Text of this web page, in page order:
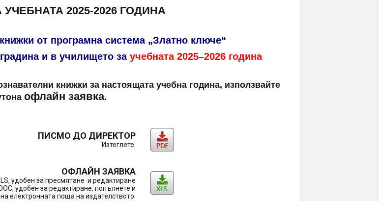
2025-2026 ГОДИНА
от програмна система „Златно ключе“
и в училището за учебната 2025–2026 година
книжки за настоящата учебна година, използвайте
офлайн заявка.
ПИСМО ДО ДИРЕКТОР
Изтеглете.
ОФЛАЙН ЗАЯВКА
удобен за пресмятане и редактиране
удобен за редактиране, попълнете и
електронната поща на издателството.